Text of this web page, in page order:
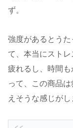
ず。
強度があるとう
て、本当にスト
疲れるし、時間
って、この商品
えそうな感じがし